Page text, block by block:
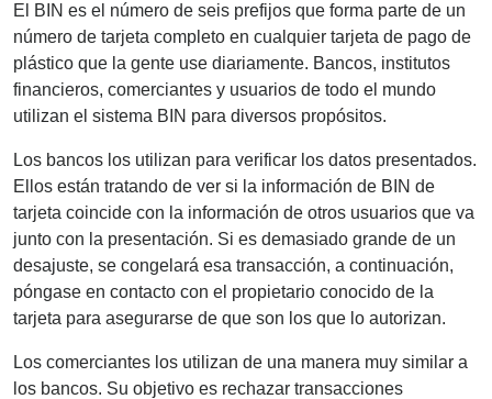
El BIN es el número de seis prefijos que forma parte de un
número de tarjeta completo en cualquier tarjeta de pago de
plástico que la gente use diariamente. Bancos, institutos
financieros, comerciantes y usuarios de todo el mundo
utilizan el sistema BIN para diversos propósitos.
Los bancos los utilizan para verificar los datos presentados.
Ellos están tratando de ver si la información de BIN de
tarjeta coincide con la información de otros usuarios que va
junto con la presentación. Si es demasiado grande de un
desajuste, se congelará esa transacción, a continuación,
póngase en contacto con el propietario conocido de la
tarjeta para asegurarse de que son los que lo autorizan.
Los comerciantes los utilizan de una manera muy similar a
los bancos. Su objetivo es rechazar transacciones